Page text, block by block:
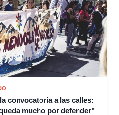
convocatoria a las calles:
mucho por defender"